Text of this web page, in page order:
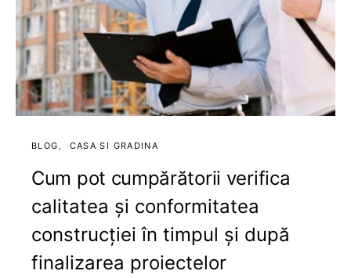
BLOG CASA SI GRADINA
Cum pot cumpărătorii verifica
calitatea și conformitatea
construcției în timpul și după
finalizarea proiectelor